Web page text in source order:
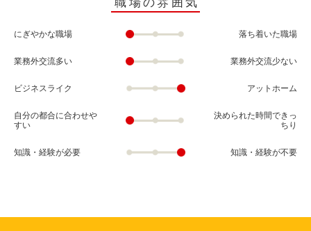
にぎやかな職場 落ち着いた職場
業務外交流多い 業務外交流少ない
ビジネスライク アットホーム
自分の都合に合わせや
すい
決められた時間できっ
ちり
知識・経験が必要 知識・経験が不要